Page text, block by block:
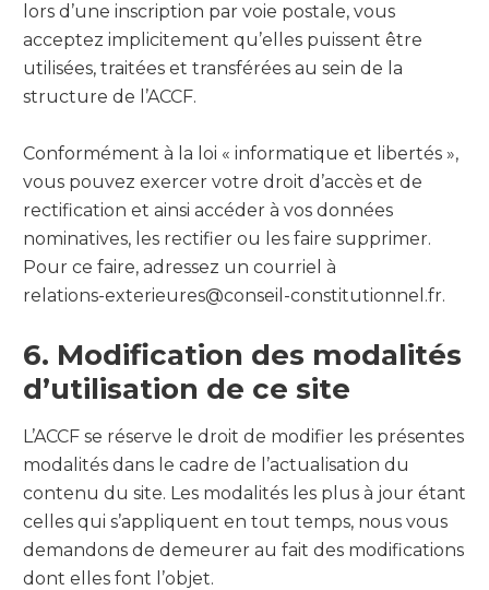
lors d’une inscription par voie postale, vous
acceptez implicitement qu’elles puissent être
utilisées, traitées et transférées au sein de la
structure de l’ACCF.
Conformément à la loi « informatique et libertés »,
vous pouvez exercer votre droit d’accès et de
rectification et ainsi accéder à vos données
nominatives, les rectifier ou les faire supprimer.
Pour ce faire, adressez un courriel à
relations-exterieures@conseil-constitutionnel.fr.
6. Modification des modalités
d’utilisation de ce site
L’ACCF se réserve le droit de modifier les présentes
modalités dans le cadre de l’actualisation du
contenu du site. Les modalités les plus à jour étant
celles qui s’appliquent en tout temps, nous vous
demandons de demeurer au fait des modifications
dont elles font l’objet.